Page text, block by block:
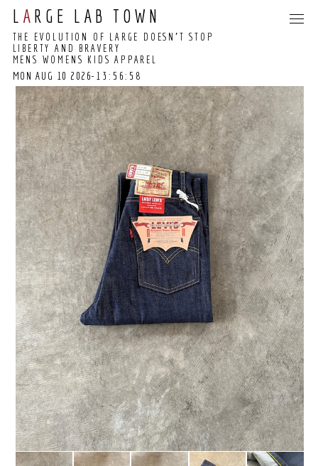
L A RGE LAB TOWN
THE EVOLUTION OF LARGE DOESN’T STOP
LIBERTY AND BRAVERY
MENS WOMENS KIDS APPAREL
MON AUG 10 2026
13:56:52 GMT+0000
(COORDINATED
UNIVERSAL TIME)
-13:56:58